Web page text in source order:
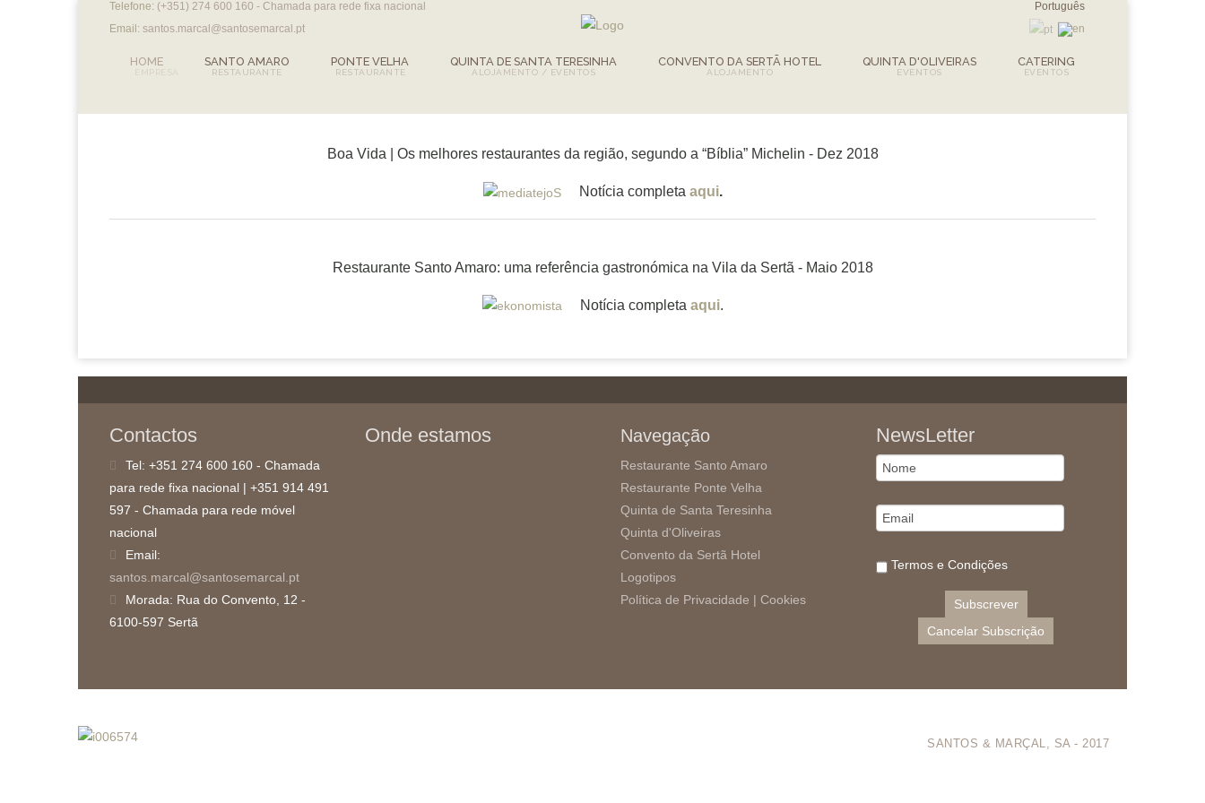
Telefone: (+351) 274 600 160 - Chamada para rede fixa nacional
Email: santos.marcal@santosemarcal.pt
Português
HOME SANTO AMARO PONTE VELHA QUINTA DE SANTA TERESINHA CONVENTO DA SERTÃ HOTEL QUINTA D'OLIVEIRAS CATERING
Boa Vida | Os melhores restaurantes da região, segundo a “Bíblia” Michelin - Dez 2018
Notícia completa aqui.
Restaurante Santo Amaro: uma referência gastronómica na Vila da Sertã - Maio 2018
Notícia completa aqui.
Contactos
Tel: +351 274 600 160 - Chamada
para rede fixa nacional | +351 914 491
597 - Chamada para rede móvel
nacional
Email:
santos.marcal@santosemarcal.pt
Morada: Rua do Convento, 12 -
6100-597 Sertã
Onde estamos Navegação
Restaurante Santo Amaro
Restaurante Ponte Velha
Quinta de Santa Teresinha
Quinta d'Oliveiras
Convento da Sertã Hotel
Logotipos
Política de Privacidade | Cookies
NewsLetter
Termos e Condições
SANTOS & MARÇAL, SA - 2017